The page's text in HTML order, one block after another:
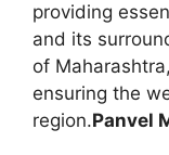
providing
and its
of
ensuring the
region.Panvel